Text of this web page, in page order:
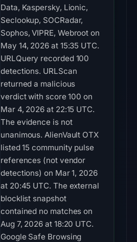
Data, Kaspersky, Lionic,
Seclookup, SOCRadar,
Sophos, VIPRE, Webroot on
May 14, 2026 at 15:35 UTC.
URLQuery recorded 100
detections. URLScan
returned a malicious
verdict with score 100 on
Mar 4, 2026 at 22:15 UTC.
The evidence is not
unanimous. AlienVault OTX
listed 15 community pulse
references (not vendor
detections) on Mar 1, 2026
at 20:45 UTC. The external
blocklist snapshot
contained no matches on
Aug 7, 2026 at 18:20 UTC.
Google Safe Browsing